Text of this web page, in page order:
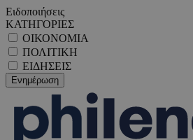
Ειδοποιήσεις
ΚΑΤΗΓΟΡΙΕΣ
ΟΙΚΟΝΟΜΙΑ
ΠΟΛΙΤΙΚΗ
ΕΙΔΗΣΕΙΣ